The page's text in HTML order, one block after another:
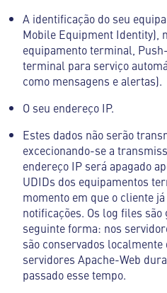
A identificação do seu
Mobile Equipment Identity),
equipamento terminal,
terminal para serviço
como mensagens e alertas).
O seu endereço IP.
Estes dados não serão
excecionando-se a
endereço IP será apagado
UDIDs dos equipamentos
momento em que o cliente
notificações. Os log files
seguinte forma: nos
são conservados
servidores Apache-Web
passado esse tempo.